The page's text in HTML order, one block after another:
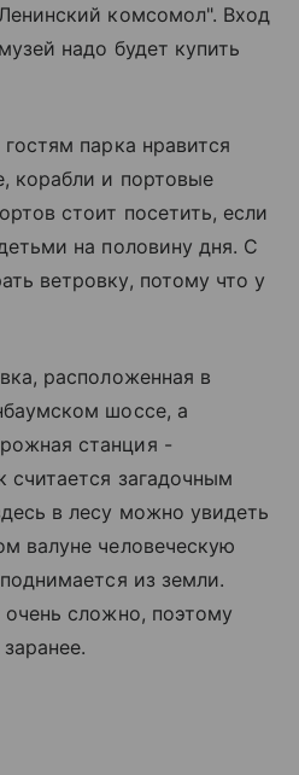
комсомол". Вход
надо будет купить
парка нравится
корабли и портовые
стоит посетить, если
на половину дня. С
ветровку, потому что у
расположенная в
шоссе, а
станция -
считается загадочным
в лесу можно увидеть
валуне человеческую
из земли.
сложно, поэтому